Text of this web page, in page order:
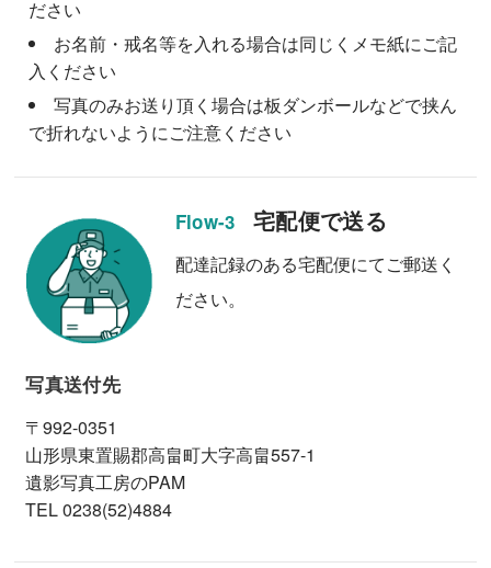
ださい
お名前・戒名等を入れる場合は同じくメモ紙にご記
入ください
写真のみお送り頂く場合は板ダンボールなどで挟ん
で折れないようにご注意ください
Flow-3 宅配便で送る
配達記録のある宅配便にてご郵送く
ださい。
写真送付先
〒992-0351
山形県東置賜郡高畠町大字高畠557-1
遺影写真工房のPAM
TEL 0238(52)4884